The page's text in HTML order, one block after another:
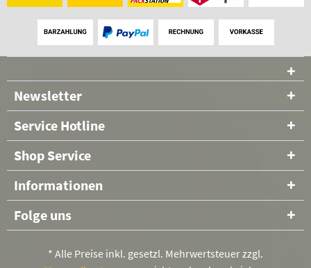
Newsletter
Service Hotline
Shop Service
Informationen
Folge uns
* Alle Preise inkl. gesetzl. Mehrwertsteuer zzgl.